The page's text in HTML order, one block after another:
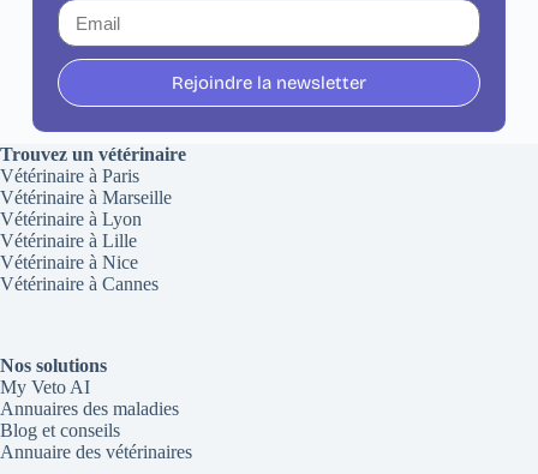
Rejoindre la newsletter
Trouvez un vétérinaire
Vétérinaire à Paris
Vétérinaire à Marseille
Vétérinaire à Lyon
Vétérinaire à Lille
Vétérinaire à Nice
Vétérinaire à Cannes
Nos solutions
My Veto AI
Annuaires des maladies
Blog et conseils
Annuaire des vétérinaires